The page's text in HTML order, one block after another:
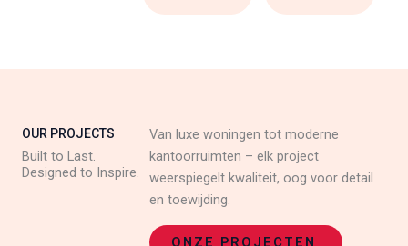
OUR PROJECTS
Built to Last.
Designed to Inspire.
Van luxe woningen tot moderne
kantoorruimten – elk project
weerspiegelt kwaliteit, oog voor detail
en toewijding.
ONZE PROJECTEN